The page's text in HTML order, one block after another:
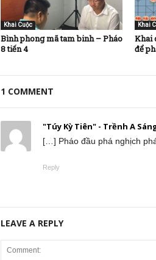
Khai Cuộc
Bình phong mã tam binh – Pháo
8 tiến 4
Khai
Khai
để
1 COMMENT
"Túy Kỳ Tiên" - Trềnh A
[…] Pháo đầu phá nghịch
Reply
LEAVE A REPLY